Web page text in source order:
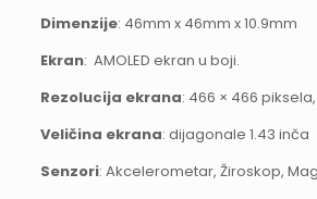
Dimenzije: 46mm x 46mm x 10.9mm
Ekran: AMOLED ekran u boji.
Rezolucija ekrana: 466 × 466 piksela,
Veličina ekrana: dijagonale 1.43 inča
Senzori: Akcelerometar, Žiroskop,